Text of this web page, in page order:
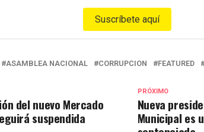
Suscríbete aquí
ASAMBLEA NACIONAL CORRUPCION FEATURED
PRÓXIMO
Nueva
Municipal es
del nuevo Mercado
suspendida